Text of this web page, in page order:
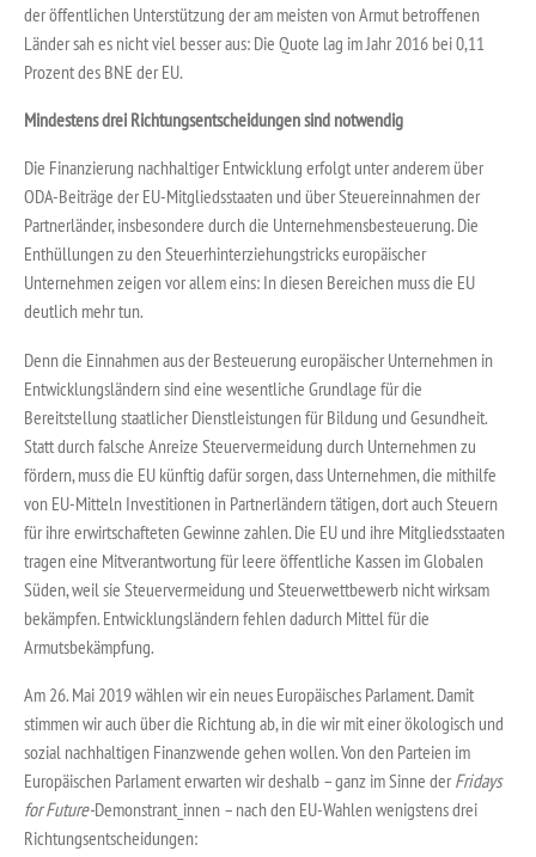
der öffentlichen Unterstützung der am meisten von Armut betroffenen
Länder sah es nicht viel besser aus: Die Quote lag im Jahr 2016 bei 0,11
Prozent des BNE der EU.
Mindestens drei Richtungsentscheidungen sind notwendig
Die Finanzierung nachhaltiger Entwicklung erfolgt unter anderem über
ODA-Beiträge der EU-Mitgliedsstaaten und über Steuereinnahmen der
Partnerländer, insbesondere durch die Unternehmensbesteuerung. Die
Enthüllungen zu den Steuerhinterziehungstricks europäischer
Unternehmen zeigen vor allem eins: In diesen Bereichen muss die EU
deutlich mehr tun.
Denn die Einnahmen aus der Besteuerung europäischer Unternehmen in
Entwicklungsländern sind eine wesentliche Grundlage für die
Bereitstellung staatlicher Dienstleistungen für Bildung und Gesundheit.
Statt durch falsche Anreize Steuervermeidung durch Unternehmen zu
fördern, muss die EU künftig dafür sorgen, dass Unternehmen, die mithilfe
von EU-Mitteln Investitionen in Partnerländern tätigen, dort auch Steuern
für ihre erwirtschafteten Gewinne zahlen. Die EU und ihre Mitgliedsstaaten
tragen eine Mitverantwortung für leere öffentliche Kassen im Globalen
Süden, weil sie Steuervermeidung und Steuerwettbewerb nicht wirksam
bekämpfen. Entwicklungsländern fehlen dadurch Mittel für die
Armutsbekämpfung.
Am 26. Mai 2019 wählen wir ein neues Europäisches Parlament. Damit
stimmen wir auch über die Richtung ab, in die wir mit einer ökologisch und
sozial nachhaltigen Finanzwende gehen wollen. Von den Parteien im
Europäischen Parlament erwarten wir deshalb – ganz im Sinne derFridays
for Future-Demonstrant_innen – nach den EU-Wahlen wenigstens drei
Richtungsentscheidungen: